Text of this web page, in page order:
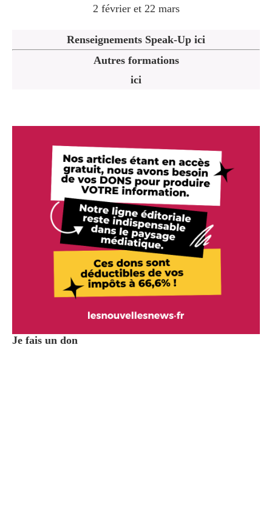
2 février et 22 mars
Renseignements Speak-Up ici
Autres formations
ici
Je fais un don